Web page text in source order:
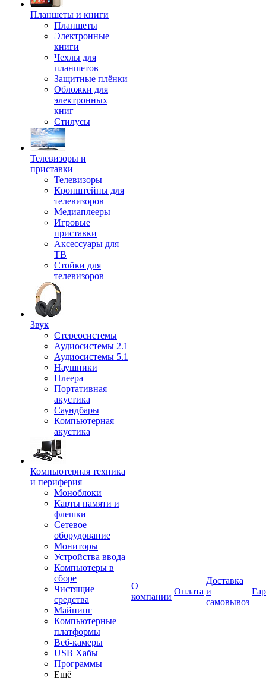
Планшеты и книги
Планшеты
Электронные
книги
Чехлы для
планшетов
Защитные плёнки
Обложки для
электронных
книг
Стилусы
Телевизоры и
приставки
Телевизоры
Кронштейны для
телевизоров
Медиаплееры
Игровые
приставки
Аксессуары для
ТВ
Стойки для
телевизоров
Звук
Стереосистемы
Аудиосистемы 2.1
Аудиосистемы 5.1
Наушники
Плеера
Портативная
акустика
Саундбары
Компьютерная
акустика
Компьютерная техника
и периферия
Моноблоки
Карты памяти и
флешки
Сетевое
оборудование
Мониторы
Устройства ввода
Компьютеры в
сборе
Чистящие
средства
Майнинг
Компьютерные
платформы
Веб-камеры
USB Хабы
Программы
Ещё
О
компании
Оплата
Доставка
и
самовывоз